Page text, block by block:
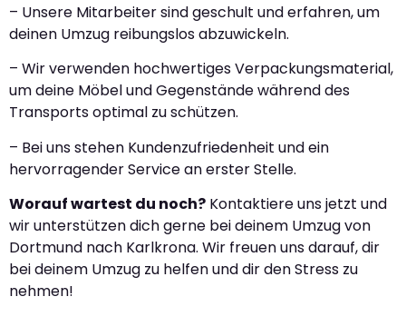
– Unsere Mitarbeiter sind geschult und erfahren, um
deinen Umzug reibungslos abzuwickeln.
– Wir verwenden hochwertiges Verpackungsmaterial,
um deine Möbel und Gegenstände während des
Transports optimal zu schützen.
– Bei uns stehen Kundenzufriedenheit und ein
hervorragender Service an erster Stelle.
Worauf wartest du noch? Kontaktiere uns jetzt und
wir unterstützen dich gerne bei deinem Umzug von
Dortmund nach Karlkrona. Wir freuen uns darauf, dir
bei deinem Umzug zu helfen und dir den Stress zu
nehmen!